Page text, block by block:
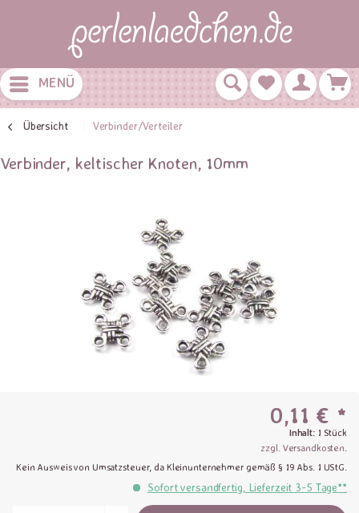
MENÜ
Übersicht Verbinder/Verteiler
Verbinder, keltischer Knoten, 10mm
0,11 € *
Inhalt: 1 Stück
zzgl. Versandkosten.
Kein Ausweis von Umsatzsteuer, da Kleinunternehmer gemäß § 19 Abs. 1 UStG.
Sofort versandfertig, Lieferzeit 3-5 Tage**